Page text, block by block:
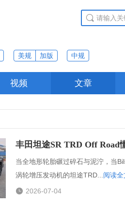
美规 加版 中规
视频 文章
丰田坦途SR TRD Off Road
当全地形轮胎碾过碎石与泥泞，当
涡轮增压发动机的坦途TRD... 阅读
 2026-07-04